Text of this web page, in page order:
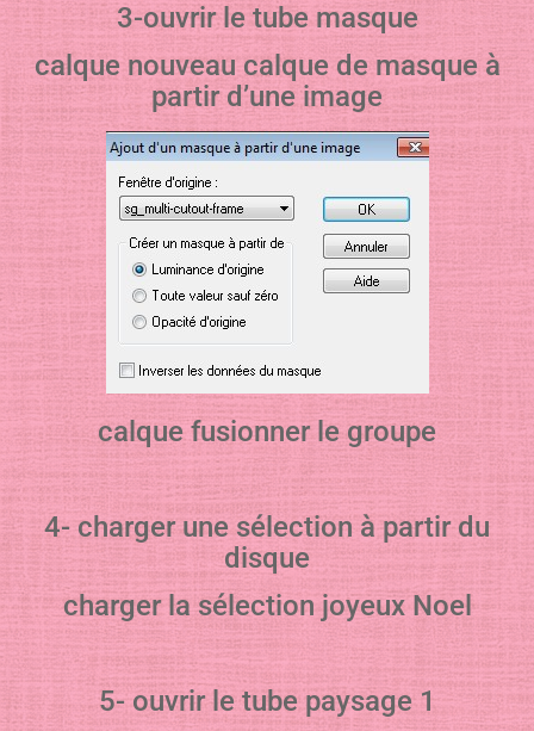
3-ouvrir le tube masque
calque nouveau calque de masque à
partir d’une image
calque fusionner le groupe
4- charger une sélection à partir du
disque
charger la sélection joyeux Noel
5- ouvrir le tube paysage 1